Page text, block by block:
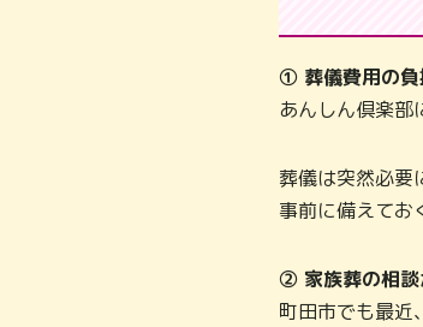
① 葬儀費用の負
あんしん倶楽部
葬儀は突然必要
事前に備えてお
② 家族葬の相談
町田市でも最近